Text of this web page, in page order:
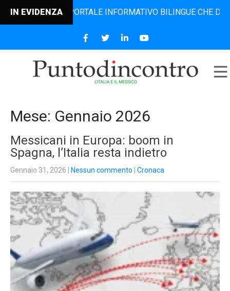
IN EVIDENZA
PORTALE INFORMATIVO BILINGUE CHE DAL 2006
Mese: Gennaio 2026
Messicani in Europa: boom in
Spagna, l’Italia resta indietro
Gennaio 31, 2026 Nessun commento Cronaca